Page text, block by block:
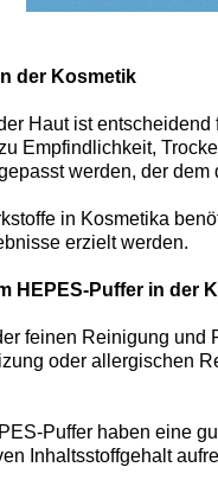
der Kosmetik
Haut ist
Empfindlichkeit,
werden, der
in Kosmetika
erzielt werden.
HEPES-Puffer in der
feinen Reinigung
oder allergischen
Puffer haben eine
Inhaltsstoffgehalt